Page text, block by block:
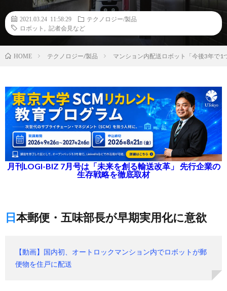
2021.03.24 11:58:29
テクノロジー/製品
ロボット
記者会見など
HOME テクノロジー/製品 マンション内配送ロボット「今後3年で
月刊LOGI-BIZ 7月号は「未来を創る輸送改革」 先行企業の
生存戦略を徹底取材
日本郵便・五味部長が早期実用化に意欲
【動画】国内初、オートロックマンション内でロボットが郵
便物を住戸に配送